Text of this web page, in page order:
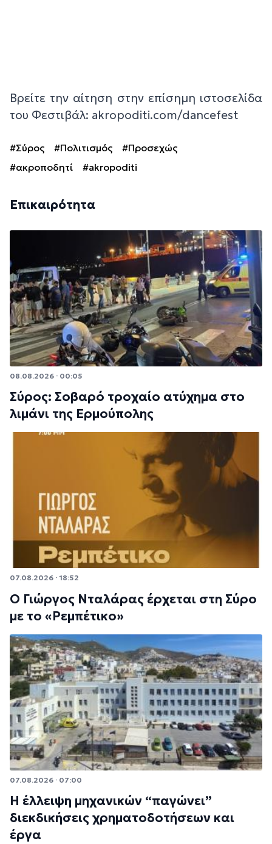
Βρείτε την αίτηση στην επίσημη ιστοσελίδα
του Φεστιβάλ: akropoditi.com/dancefest
#Σύρος #Πολιτισμός
#Προσεχώς
#ακροποδητί
#akropoditi
Επικαιρότητα
08.08.2026 · 00:05
Σύρος: Σοβαρό τροχαίο ατύχημα στο
λιμάνι της Ερμούπολης
07.08.2026 · 18:52
Ο Γιώργος Νταλάρας έρχεται στη Σύρο
με το «Ρεμπέτικο»
07.08.2026 · 07:00
Η έλλειψη μηχανικών “παγώνει”
διεκδικήσεις χρηματοδοτήσεων και
έργα